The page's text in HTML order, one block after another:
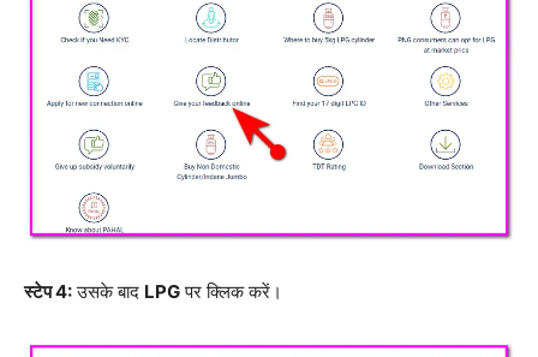
स्टेप 4:उसके बाद LPGपर क्लिक करें।